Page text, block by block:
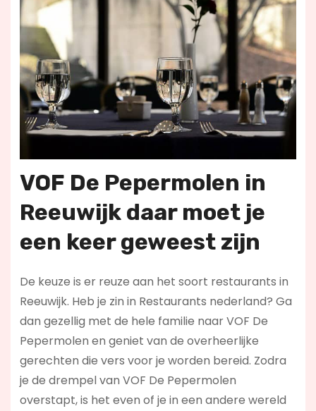
VOF De Pepermolen in
Reeuwijk daar moet je
een keer geweest zijn
De keuze is er reuze aan het soort restaurants in
Reeuwijk. Heb je zin in Restaurants nederland? Ga
dan gezellig met de hele familie naar VOF De
Pepermolen en geniet van de overheerlijke
gerechten die vers voor je worden bereid. Zodra
je de drempel van VOF De Pepermolen
overstapt, is het even of je in een andere wereld